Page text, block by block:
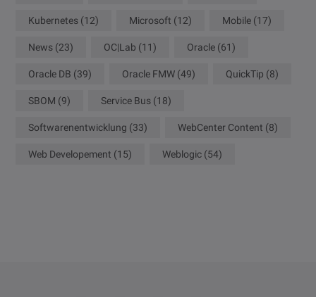
Kubernetes (12) Microsoft (12) Mobile (17)
News (23) OC|Lab (11) Oracle (61)
Oracle DB (39) Oracle FMW (49) QuickTip (8)
SBOM (9) Service Bus (18)
Softwarenentwicklung (33) WebCenter Content (8)
Web Developement (15) Weblogic (54)